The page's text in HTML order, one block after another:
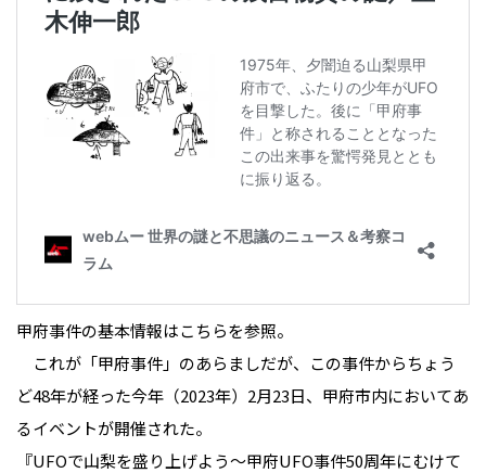
甲府事件の基本情報はこちらを参照。
これが「甲府事件」のあらましだが、この事件からちょう
ど48年が経った今年（2023年）2月23日、甲府市内においてあ
るイベントが開催された。
『UFOで山梨を盛り上げよう～甲府UFO事件50周年にむけて